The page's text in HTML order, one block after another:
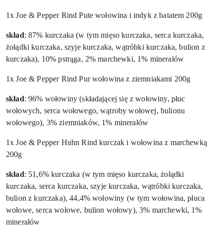
1x Joe & Pepper Rind Pute wołowina i indyk z batatem 200g
skład: 87% kurczaka (w tym mięso kurczaka, serca kurczaka,
żołądki kurczaka, szyje kurczaka, wątróbki kurczaka, bulion z
kurczaka), 10% pstrąga, 2% marchewki, 1% minerałów
1x Joe & Pepper Rind Pur wołowina z ziemniakami 200g
skład: 96% wołowiny (składającej się z wołowiny, płuc
wołowych, serca wołowego, wątroby wołowej, bulionu
wołowego), 3% ziemniaków, 1% minerałów
1x Joe & Pepper Huhn Rind kurczak i wołowina z marchewką
200g
skład: 51,6% kurczaka (w tym mięso kurczaka, żołądki
kurczaka, serca kurczaka, szyje kurczaka, wątróbki kurczaka,
bulion z kurczaka), 44,4% wołowiny (w tym wołowina, płuca
wołowe, serca wołowe, bulion wołowy), 3% marchewki, 1%
minerałów